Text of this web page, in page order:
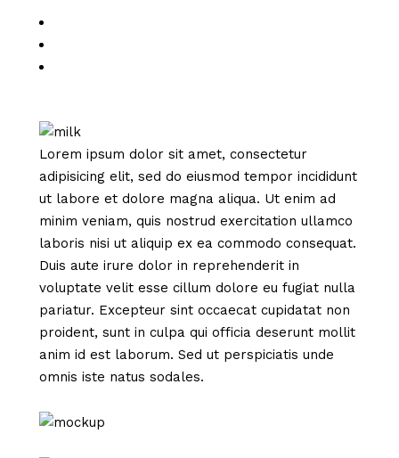
Lorem ipsum dolor sit amet, consectetur
adipisicing elit, sed do eiusmod tempor incididunt
ut labore et dolore magna aliqua. Ut enim ad
minim veniam, quis nostrud exercitation ullamco
laboris nisi ut aliquip ex ea commodo consequat.
Duis aute irure dolor in reprehenderit in
voluptate velit esse cillum dolore eu fugiat nulla
pariatur. Excepteur sint occaecat cupidatat non
proident, sunt in culpa qui officia deserunt mollit
anim id est laborum. Sed ut perspiciatis unde
omnis iste natus sodales.